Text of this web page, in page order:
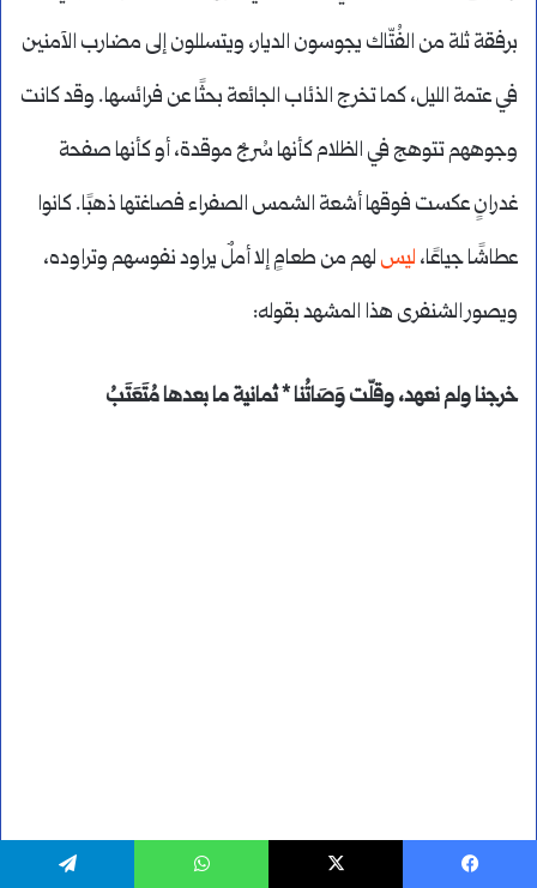
برفقة ثلة من الفُتّاك يجوسون الديار، ويتسللون إلى مضارب الآمنين
في عتمة الليل، كما تخرج الذئاب الجائعة بحثًا عن فرائسها. وقد كانت
وجوههم تتوهج في الظلام كأنها سُرجٌ موقدة، أو كأنها صفحة
غدرانٍ عكست فوقها أشعة الشمس الصفراء فصاغتها ذهبًا. كانوا
عطاشًا جياعًا، ليس لهم من طعامٍ إلا أملٌ يراود نفوسهم وتراوده،
ويصور الشنفرى هذا المشهد بقوله:
خرجنا ولم نعهد، وقلّت وَصَاتُنا * ثمانية ما بعدها مُتَعَتَبُ